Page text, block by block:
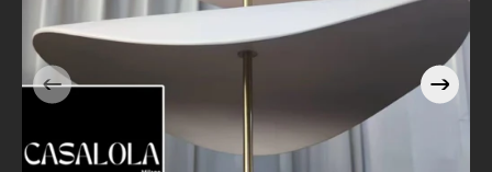
Casalola Stacked Petal
Pendant Light with Brass
Stem | Sculptural Luxury
Lighting